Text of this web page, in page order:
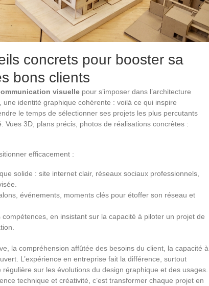
concrets pour booster sa
bons clients
visuelle pour s’imposer dans l’architecture
une identité graphique cohérente : voilà ce qui inspire
le temps de sélectionner ses projets les plus percutants
Vues 3D, plans précis, photos de réalisations concrètes :
efficacement :
solide : site internet clair, réseaux sociaux professionnels,
événements, moments clés pour étoffer son réseau et
compétences, en insistant sur la capacité à piloter un projet de
la compréhension affûtée des besoins du client, la capacité à
L’expérience en entreprise fait la différence, surtout
régulière sur les évolutions du design graphique et des usages.
technique et créativité, c’est transformer chaque projet en